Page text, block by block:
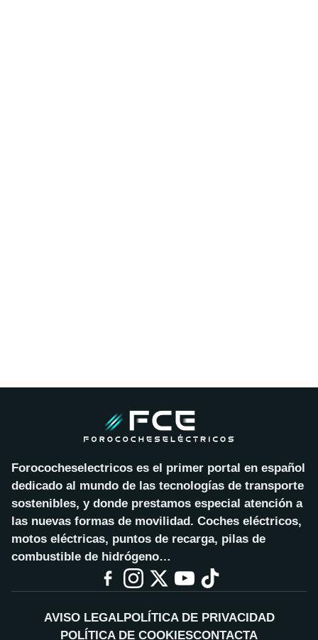
Forococheselectricos es el primer portal en español
dedicado al mundo de las tecnologías de transporte
sostenibles, y donde prestamos especial atención a
las nuevas formas de movilidad. Coches eléctricos,
motos eléctricas, puntos de recarga, pilas de
combustible de hidrógeno…
AVISO LEGALPOLÍTICA DE PRIVACIDAD
POLÍTICA DE COOKIESCONTACTA